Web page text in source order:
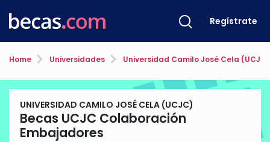
Regístrate
Home Universidades Universidad Camilo José Cela (UCJC)
UNIVERSIDAD CAMILO JOSÉ CELA (UCJC)
Becas UCJC Colaboración
Embajadores